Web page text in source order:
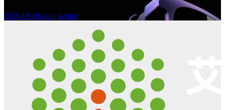
2026-08-06 sun, keting